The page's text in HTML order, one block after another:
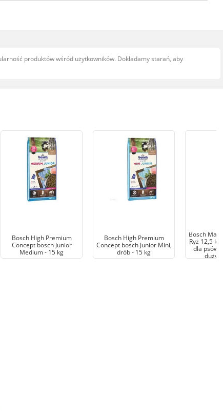
produktów wśród użytkowników. Dokładamy starań, aby
Bosch High Premium
Concept bosch Junior
Medium - 15 kg
Bosch High Premium
Concept bosch Junior Mini,
drób - 15 kg
Bosch
Ryż 12,5
dla psów